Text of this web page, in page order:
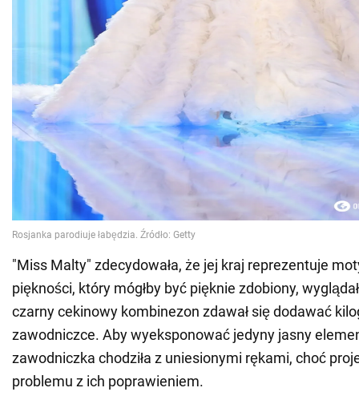
"Miss Malty" zdecydowała, że jej kraj reprezentuje
piękności, który mógłby być pięknie zdobiony,
czarny cekinowy kombinezon zdawał się dodawać
zawodniczce. Aby wyeksponować jedyny jasny
zawodniczka chodziła z uniesionymi rękami, choć
problemu z ich poprawieniem.